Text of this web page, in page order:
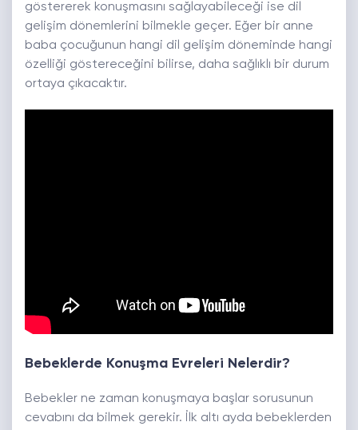
göstererek konuşmasını sağlayabileceği ise dil
gelişim dönemlerini bilmekle geçer. Eğer bir anne
baba çocuğunun hangi dil gelişim döneminde hangi
özelliği göstereceğini bilirse, daha sağlıklı bir durum
ortaya çıkacaktır.
Bebeklerde Konuşma Evreleri Nelerdir?
Bebekler ne zaman konuşmaya başlar sorusunun
cevabını da bilmek gerekir. İlk altı ayda bebeklerden